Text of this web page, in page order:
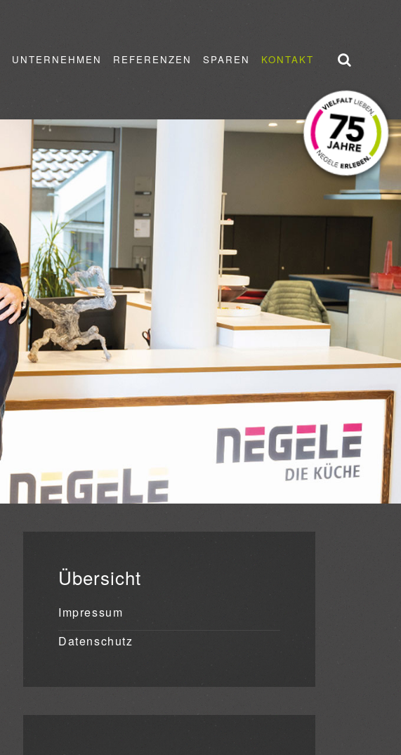
UNTERNEHMEN REFERENZEN SPAREN KONTAKT
Übersicht
Impressum
Datenschutz